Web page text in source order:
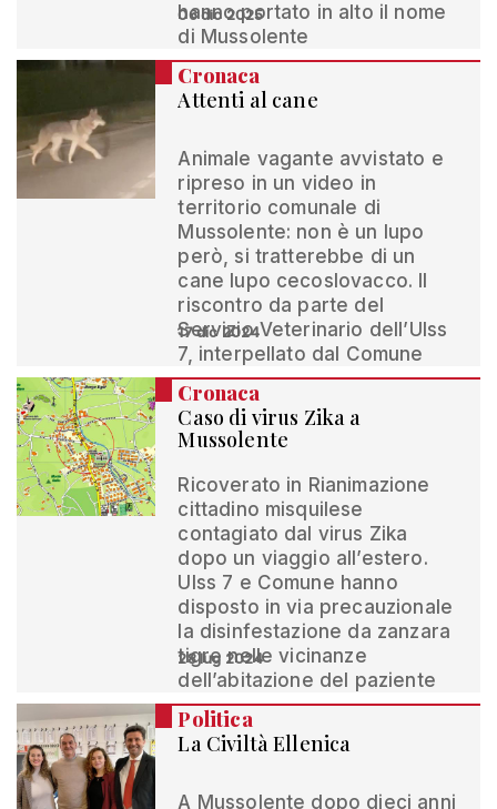
hanno portato in alto il nome
di Mussolente
06 dic 2025
Cronaca
Attenti al cane
Animale vagante avvistato e
ripreso in un video in
territorio comunale di
Mussolente: non è un lupo
però, si tratterebbe di un
cane lupo cecoslovacco. Il
riscontro da parte del
Servizio Veterinario dell’Ulss
7, interpellato dal Comune
17 dic 2024
Cronaca
Caso di virus Zika a
Mussolente
Ricoverato in Rianimazione
cittadino misquilese
contagiato dal virus Zika
dopo un viaggio all’estero.
Ulss 7 e Comune hanno
disposto in via precauzionale
la disinfestazione da zanzara
tigre nelle vicinanze
dell’abitazione del paziente
28 lug 2024
Politica
La Civiltà Ellenica
A Mussolente dopo dieci anni